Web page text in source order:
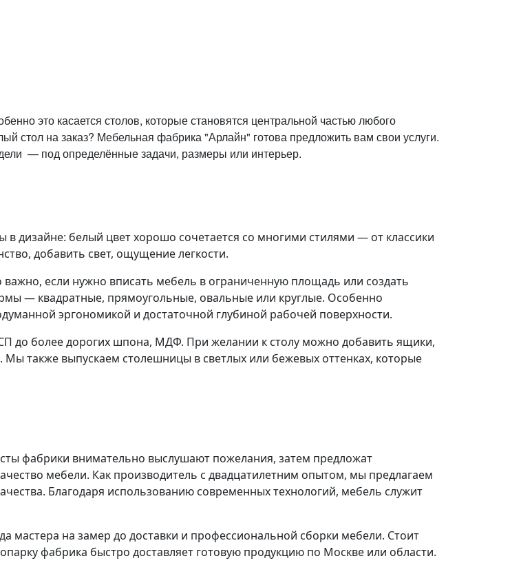
это касается столов, которые становятся центральной частью любого
стол на заказ? Мебельная фабрика "Арлайн" готова предложить вам свои услуги.
— под определённые задачи, размеры или интерьер.
дизайне: белый цвет хорошо сочетается со многими стилями — от классики
добавить свет, ощущение легкости.
если нужно вписать мебель в ограниченную площадь или создать
— квадратные, прямоугольные, овальные или круглые. Особенно
эргономикой и достаточной глубиной рабочей поверхности.
до более дорогих шпона, МДФ. При желании к столу можно добавить ящики,
также выпускаем столешницы в светлых или бежевых оттенках, которые
фабрики внимательно выслушают пожелания, затем предложат
мебели. Как производитель с двадцатилетним опытом, мы предлагаем
Благодаря использованию современных технологий, мебель служит
мастера на замер до доставки и профессиональной сборки мебели. Стоит
фабрика быстро доставляет готовую продукцию по Москве или области.